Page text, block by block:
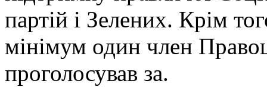
партій і Зелених. Крім
мінімум один член
проголосував за.